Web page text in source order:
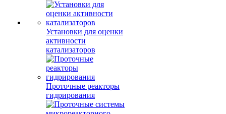
Установки для оценки
активности
катализаторов
Проточные реакторы
гидрирования